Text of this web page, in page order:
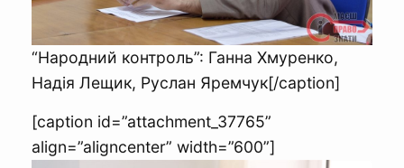
“Народний контроль”: Ганна Хмуренко,
Надія Лещик, Руслан Яремчук[/caption]
[caption id=”attachment_37765”
align=”aligncenter” width=”600”]